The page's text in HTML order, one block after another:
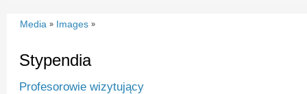
Media » Images »
Stypendia
Profesorowie wizytujący